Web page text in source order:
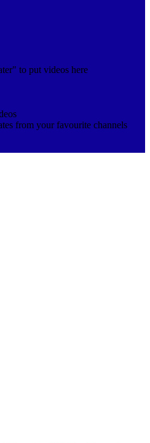
to put videos here
from your favourite channels